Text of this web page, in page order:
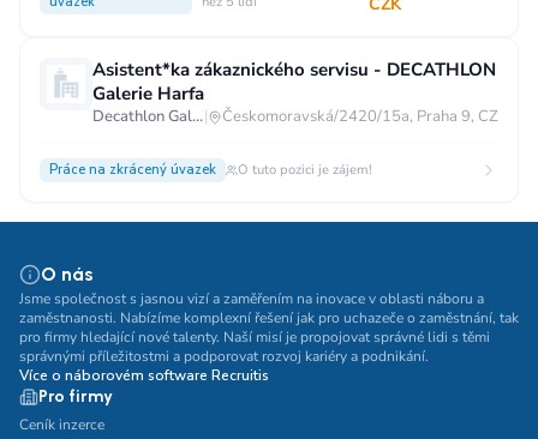
Asistent*ka zákaznického servisu - DECATHLON
Galerie Harfa
Decathlon Galerie Harfa| Českomoravská/2420/15a, Praha 9, CZ
Práce na zkrácený úvazek O tuto pozici je zájem!
O nás
Jsme společnost s jasnou vizí a zaměřením na inovace v oblasti náboru a
zaměstnanosti. Nabízíme komplexní řešení jak pro uchazeče o zaměstnání, tak
pro firmy hledající nové talenty. Naší misí je propojovat správné lidi s těmi
správnými příležitostmi a podporovat rozvoj kariéry a podnikání.
Více o náborovém software Recruitis
Pro firmy
Ceník inzerce